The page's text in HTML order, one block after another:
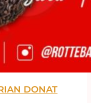
DONAT